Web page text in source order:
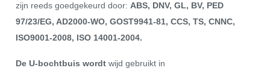
zijn reeds goedgekeurd door: ABS, DNV, GL, BV, PED
97/23/EG, AD2000-WO, GOST9941-81, CCS, TS, CNNC,
ISO9001-2008, ISO 14001-2004.
De U-bochtbuis wordt wijd gebruikt in